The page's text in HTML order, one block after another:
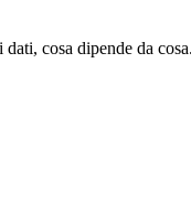
cosa dipende da